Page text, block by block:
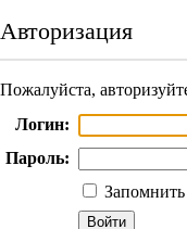
Авторизация
Пожалуйста,
Логин:
Пароль: